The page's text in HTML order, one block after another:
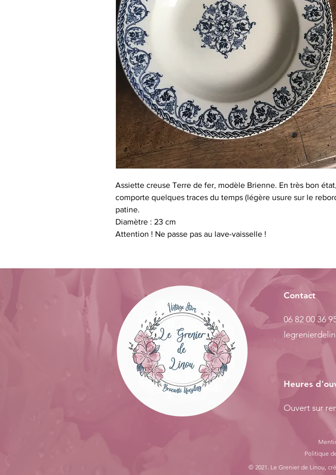
Assiette creuse Terre de fer, modèle Brienne. En très bon
comporte quelques traces du temps (légère usure sur le
patine.
Diamètre : 23 cm
Attention ! Ne passe pas au lave-vaisselle !
Contact
06 82 00 36
Heures
Ouvert sur
Politique
© 2021. Le Grenier de Linou,